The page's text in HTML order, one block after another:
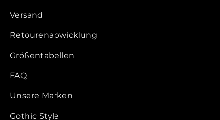
Versand
Retourenabwicklung
Größentabellen
FAQ
Unsere Marken
Gothic Style